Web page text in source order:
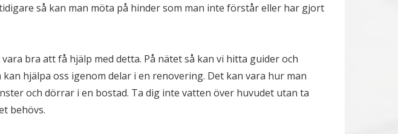
så kan man möta på hinder som man inte förstår eller har gjort
vara bra att få hjälp med detta. På nätet så kan vi hitta guider och
kan hjälpa oss igenom delar i en renovering. Det kan vara hur man
och dörrar i en bostad. Ta dig inte vatten över huvudet utan ta
behövs.